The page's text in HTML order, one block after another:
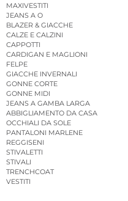
MAXIVESTITI
JEANS A O
BLAZER & GIACCHE
CALZE E CALZINI
CAPPOTTI
CARDIGAN E MAGLIONI
FELPE
GIACCHE INVERNALI
GONNE CORTE
GONNE MIDI
JEANS A GAMBA LARGA
ABBIGLIAMENTO DA CASA
OCCHIALI DA SOLE
PANTALONI MARLENE
REGGISENI
STIVALETTI
STIVALI
TRENCHCOAT
VESTITI